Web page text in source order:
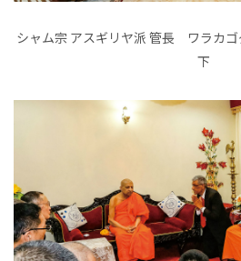
シャム宗 アスギリヤ派 管長 ワラカ
下